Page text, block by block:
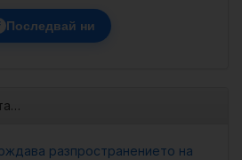
Последвай ни
разпространението на